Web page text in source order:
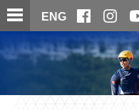
跳
至
內
ENG
内